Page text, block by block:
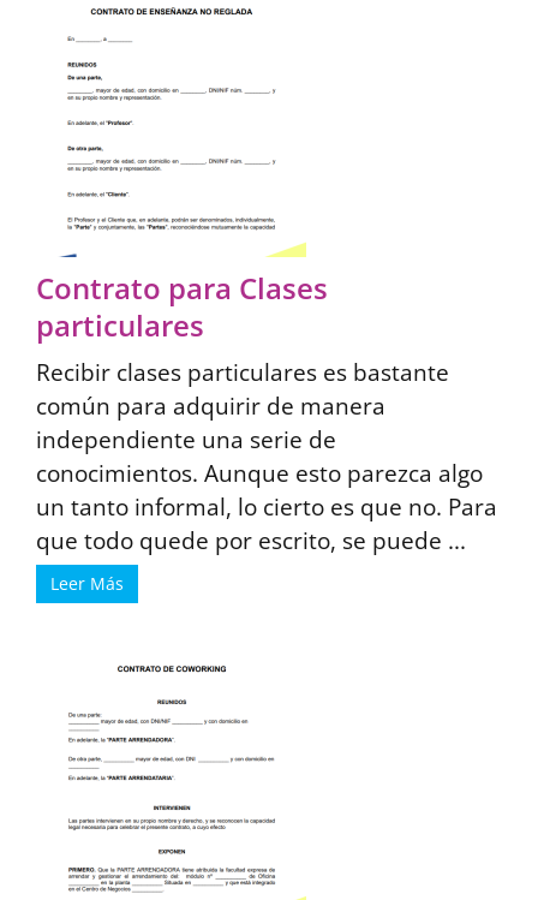
Contrato para Clases
particulares
Recibir clases particulares es bastante
común para adquirir de manera
independiente una serie de
conocimientos. Aunque esto parezca algo
un tanto informal, lo cierto es que no. Para
que todo quede por escrito, se puede ...
Leer Más